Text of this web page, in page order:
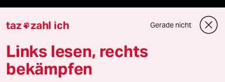
Anzeigen
taz zahl ich Gerade nicht
Links lesen, rechts
bekämpfen